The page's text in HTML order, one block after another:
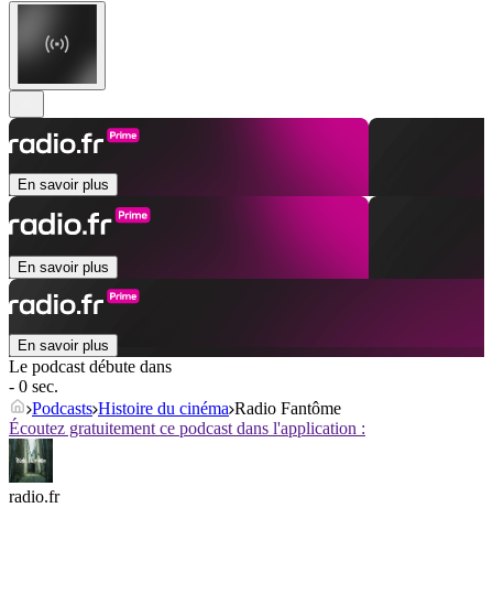
En savoir plus
En savoir plus
En savoir plus
Le podcast débute dans
- 0 sec.
Podcasts Histoire du cinéma Radio Fantôme
Écoutez gratuitement ce podcast dans l'application :
radio.fr